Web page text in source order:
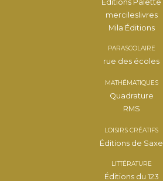
Éditions Palette
mercileslivres
Mila Éditions
PARASCOLAIRE
rue des écoles
MATHÉMATIQUES
Quadrature
RMS
LOISIRS CRÉATIFS
Éditions de Saxe
LITTÉRATURE
Éditions du 123